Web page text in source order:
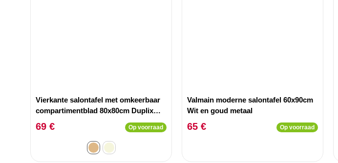
Vierkante salontafel met omkeerbaar
compartimentblad 80x80cm Duplix
Notenhout.
69 € Op voorraad
Valmain moderne salontafel 60x90cm
Wit en goud metaal
65 € Op voorraad